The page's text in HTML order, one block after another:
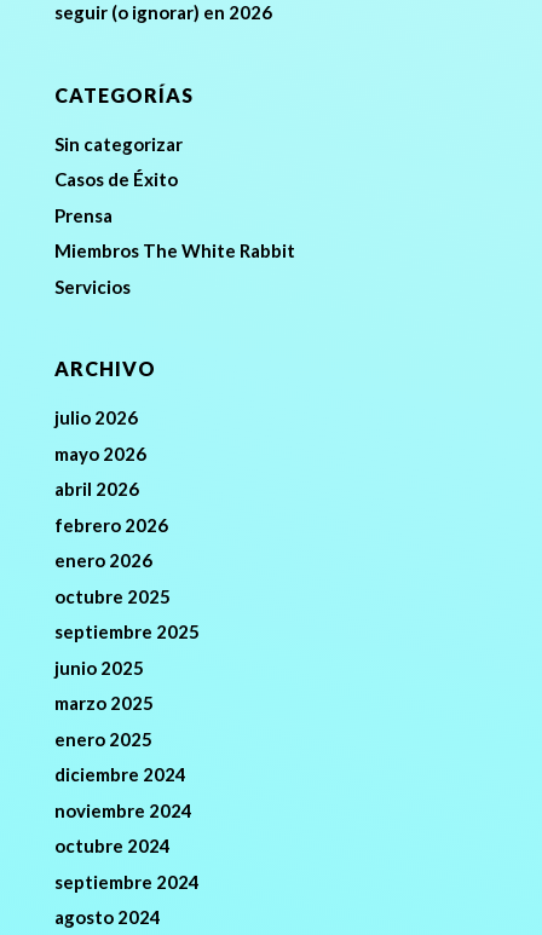
seguir (o ignorar) en 2026
CATEGORÍAS
Sin categorizar
Casos de Éxito
Prensa
Miembros The White Rabbit
Servicios
ARCHIVO
julio 2026
mayo 2026
abril 2026
febrero 2026
enero 2026
octubre 2025
septiembre 2025
junio 2025
marzo 2025
enero 2025
diciembre 2024
noviembre 2024
octubre 2024
septiembre 2024
agosto 2024